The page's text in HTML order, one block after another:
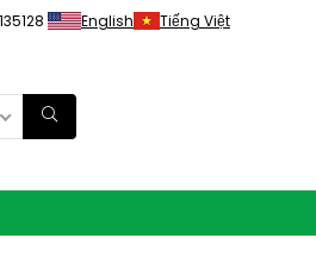
English Tiếng Việt